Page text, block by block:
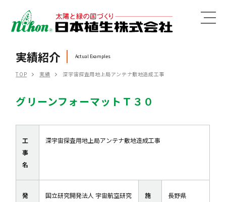
MENU
実績紹介 Actual Examples
TOP 実績 深宇宙探査用地上局アンテナ敷地造成工事
グリーンフォーマットＴ３０
工
事
名
深宇宙探査用地上局アンテナ敷地造成工事
発
国立研究開発法人 宇宙航空研究
施
長野県